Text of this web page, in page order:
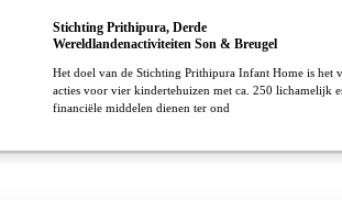
Stichting Prithipura, Derde
Wereldlandenactiviteiten Son & Breugel
Het doel van de Stichting Prithipura Infant Home is het
acties voor vier kindertehuizen met ca. 250 lichamelijk
financiële middelen dienen ter ond